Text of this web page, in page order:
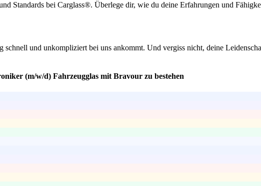
Standards bei Carglass®. Überlege dir, wie du deine Erfahrungen und
und unkompliziert bei uns ankommt. Und vergiss nicht, deine
(m/w/d) Fahrzeugglas mit Bravour zu bestehen